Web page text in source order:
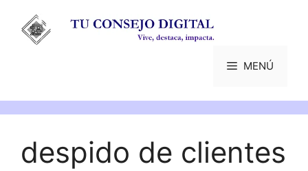
contenido
MENÚ
despido de clientes